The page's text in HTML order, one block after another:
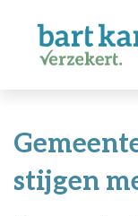
stijgen